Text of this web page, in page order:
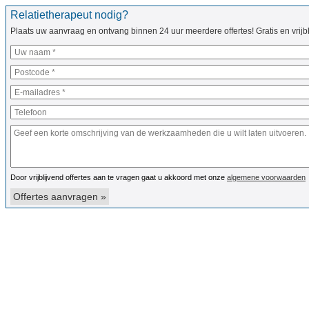
Relatietherapeut nodig?
Plaats uw aanvraag en ontvang binnen 24 uur meerdere offertes! Gratis en
Door vrijblijvend offertes aan te vragen gaat u akkoord met onze algemene voorwaarden